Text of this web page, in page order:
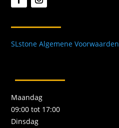
SLstone Algemene Voorwaarden
Maandag
09:00 tot 17:00
Dinsdag